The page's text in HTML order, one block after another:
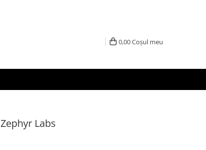
0,00Coșul meu
Labs